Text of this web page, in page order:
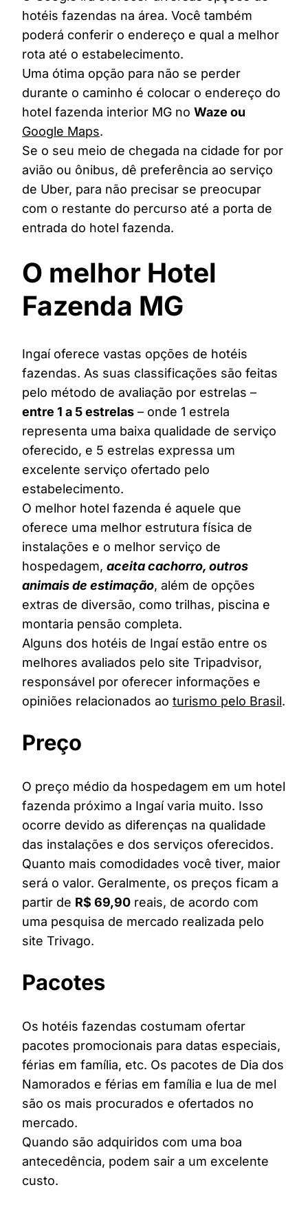
hotéis fazendas na área. Você também
poderá conferir o endereço e qual a melhor
rota até o estabelecimento.
Uma ótima opção para não se perder
durante o caminho é colocar o endereço do
hotel fazenda interior MG no Waze ou
Google Maps.
Se o seu meio de chegada na cidade for por
avião ou ônibus, dê preferência ao serviço
de Uber, para não precisar se preocupar
com o restante do percurso até a porta de
entrada do hotel fazenda.
O melhor Hotel
Fazenda MG
Ingaí oferece vastas opções de hotéis
fazendas. As suas classificações são feitas
pelo método de avaliação por estrelas –
entre 1 a 5 estrelas – onde 1 estrela
representa uma baixa qualidade de serviço
oferecido, e 5 estrelas expressa um
excelente serviço ofertado pelo
estabelecimento.
O melhor hotel fazenda é aquele que
oferece uma melhor estrutura física de
instalações e o melhor serviço de
hospedagem, aceita cachorro, outros
animais de estimação, além de opções
extras de diversão, como trilhas, piscina e
montaria pensão completa.
Alguns dos hotéis de Ingaí estão entre os
melhores avaliados pelo site Tripadvisor,
responsável por oferecer informações e
opiniões relacionados ao turismo pelo Brasil.
Preço
O preço médio da hospedagem em um hotel
fazenda próximo a Ingaí varia muito. Isso
ocorre devido as diferenças na qualidade
das instalações e dos serviços oferecidos.
Quanto mais comodidades você tiver, maior
será o valor. Geralmente, os preços ficam a
partir de R$ 69,90 reais, de acordo com
uma pesquisa de mercado realizada pelo
site Trivago.
Pacotes
Os hotéis fazendas costumam ofertar
pacotes promocionais para datas especiais,
férias em família, etc. Os pacotes de Dia dos
Namorados e férias em família e lua de mel
são os mais procurados e ofertados no
mercado.
Quando são adquiridos com uma boa
antecedência, podem sair a um excelente
custo.